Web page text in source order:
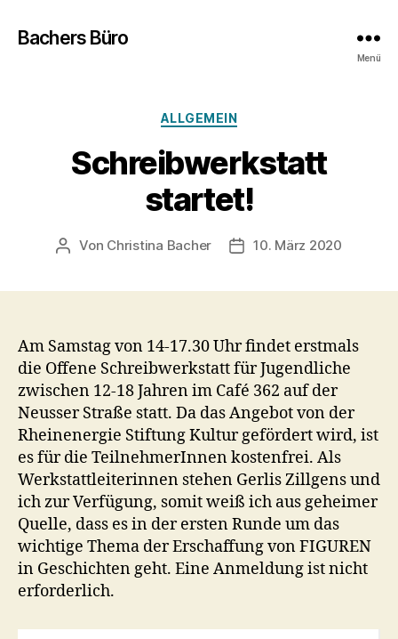
Bachers Büro
Menü
Kategorien
ALLGEMEIN
Schreibwerkstatt
startet!
Beitragsautor
Von Christina Bacher Veröffentlichungsdatum
10. März 2020
Am Samstag von 14-17.30 Uhr findet erstmals
die Offene Schreibwerkstatt für Jugendliche
zwischen 12-18 Jahren im Café 362 auf der
Neusser Straße statt. Da das Angebot von der
Rheinenergie Stiftung Kultur gefördert wird, ist
es für die TeilnehmerInnen kostenfrei. Als
Werkstattleiterinnen stehen Gerlis Zillgens und
ich zur Verfügung, somit weiß ich aus geheimer
Quelle, dass es in der ersten Runde um das
wichtige Thema der Erschaffung von FIGUREN
in Geschichten geht. Eine Anmeldung ist nicht
erforderlich.